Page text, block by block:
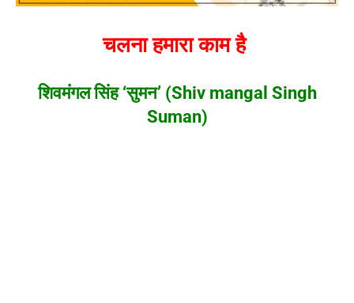
चलना हमारा काम है
शिवमंगल सिंह ‘सुमन’ (Shiv mangal Singh
Suman)